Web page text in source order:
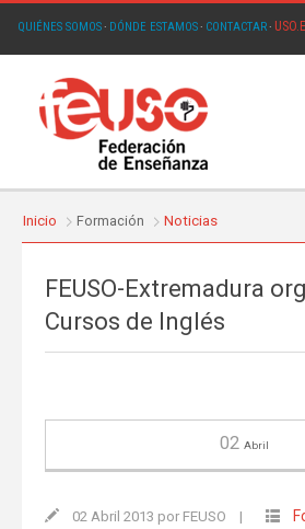
QUIÉNES SOMOS· DÓNDE ESTAMOS· CONTACTAR·
Inicio Formación Noticias
FEUSO-Extremadura
Cursos de Inglés
02Abril
02 Abril 2013 por FEUSO |